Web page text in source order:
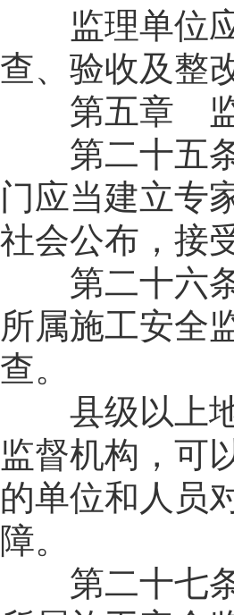
监理单位应
查、验收及整
第五章 监
第二十五条
门应当建立专
社会公布，接
第二十六条
所属施工安全
查。
县级以上地
监督机构，可
的单位和人员
障。
第二十七条